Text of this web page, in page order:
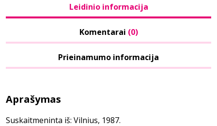
Leidinio informacija
Komentarai (0)
Prieinamumo informacija
Aprašymas
Suskaitmeninta iš: Vilnius, 1987.